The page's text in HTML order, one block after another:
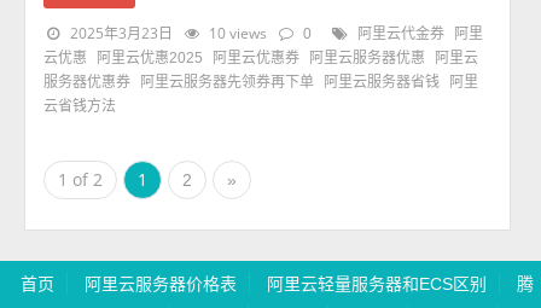
2025年3月23日 10 views 0 阿里云代金券
阿里
云优惠
阿里云优惠2025 阿里云优惠券 阿里云服务器优惠
阿里云
服务器优惠券
阿里云服务器先领券再下单 阿里云服务器省钱
阿里
云省钱方法
1 of 2 1 2 »
首页 阿里云服务器价格表 阿里云轻量服务器和ECS区别 腾